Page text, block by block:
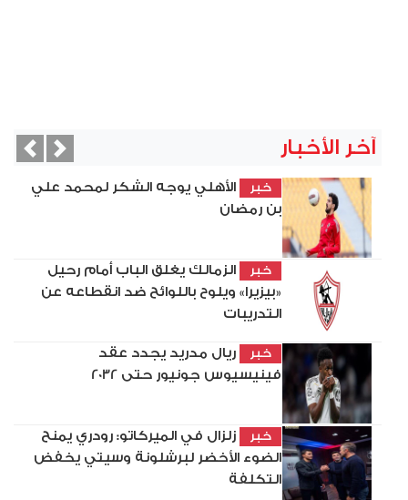
آخر الأخبار
خبر
الأهلي يوجه الشكر لمحمد علي
بن رمضان
خبر
الزمالك يغلق الباب أمام رحيل
«بيزيرا» ويلوح باللوائح ضد انقطاعه عن
التدريبات
خبر
ريال مدريد يجدد عقد
فينيسيوس جونيور حتى 2032
خبر
زلزال في الميركاتو: رودري يمنح
الضوء الأخضر لبرشلونة وسيتي يخفض
التكلفة
Next